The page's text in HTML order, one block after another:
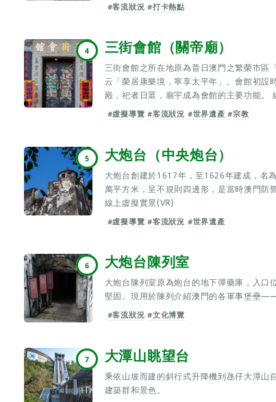
#客流狀況 #打卡熱點
4 三街會館（關帝廟）
三街會館之所在地原為昔日澳門之繁榮市區
云「榮居康樂境，寧享太平年」。會館初設
殿，祀者日眾，廟宇成為會館的主要功能。
#虛擬導覽 #客流狀況 #世界遺產 #宗教
5 大炮台（中央炮台）
大炮台創建於1617年，至1626年建成，名
萬平方米，呈不規則四邊形，是當時澳門防
線上虛擬實景(VR)
#虛擬導覽 #客流狀況 #世界遺產
6 大炮台陳列室
大炮台陳列室原為炮台的地下彈藥庫，入口
堅固。現用於陳列介紹澳門的各軍事堡壘
#客流狀況 #文化博覽
7 大潭山眺望台
乘依山坡而建的斜行式升降機到氹仔大潭山
建築群和景色。